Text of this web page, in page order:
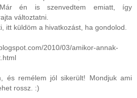
Már én is szenvedtem emiatt, így
változtatni.
itt küldöm a hivatkozást, ha gondolod.
2010/03/amikor-annak-
és remélem jól sikerült! Mondjuk ami
rossz. :)